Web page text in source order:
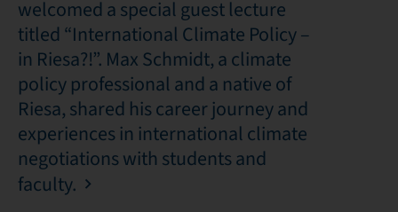
welcomed a special guest lecture
titled “International Climate Policy –
in Riesa?!”. Max Schmidt, a climate
policy professional and a native of
Riesa, shared his career journey and
experiences in international climate
negotiations with students and
faculty.